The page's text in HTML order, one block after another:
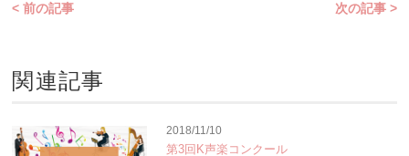
< 前の記事 次の記事 >
関連記事
2018/11/10
第3回K声楽コンクール